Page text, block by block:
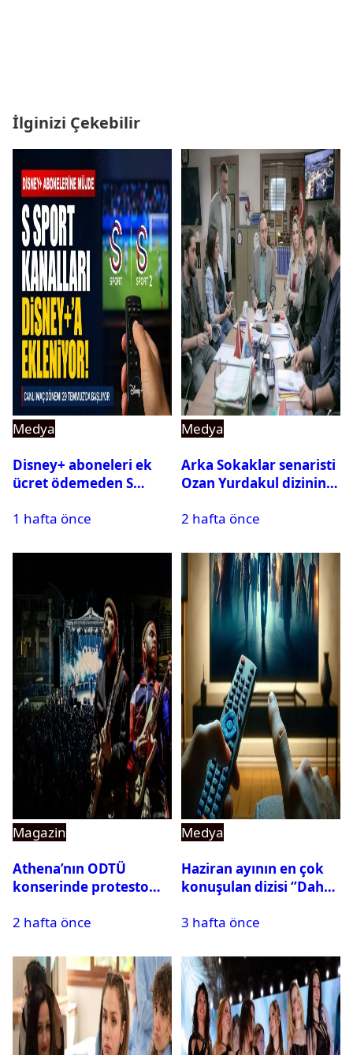
İlginizi Çekebilir
Medya
Disney+ aboneleri ek
ücret ödemeden S
izleyebilecek
1 hafta önce
Medya
Arka Sokaklar senaristi
Ozan Yurdakul dizinin
2 hafta önce
Magazin
Athena’nın ODTÜ
konserinde protesto
2 hafta önce
Medya
Haziran ayının en çok
konuşulan dizisi ‘’Daha
3 hafta önce